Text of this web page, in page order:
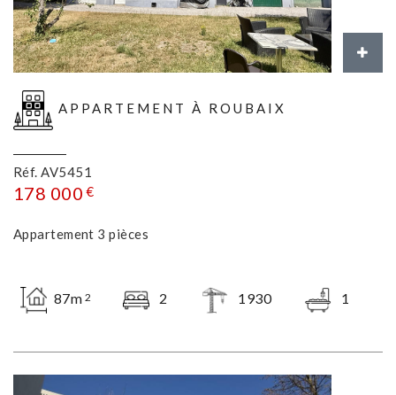
APPARTEMENT À ROUBAIX
Réf. AV5451
178 000 €
Appartement 3 pièces
87m 2 2 1930 1